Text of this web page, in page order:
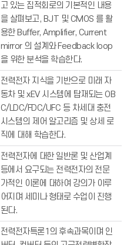
고 있는 집적회로의 기본적인 내용
을 살펴보고, BJT 및 CMOS 를 활
용한 Buffer, Amplifier, Current
mirror 의 설계와 Feedback loop
을 위한 분석을 학습한다.
전력전자 지식을 기반으로 미래 자
동차 및 xEV 시스템에 탑재되는 OB
C/LDC/FDC/UFC 등 차세대 충전
시스템의 제어 알고리즘 및 상세 로
직에 대해 학습한다.
전력전자에 대한 일반론 및 산업계
등에서 요구되는 전력전자의 전문
가적인 이론에 대하여 강의가 이루
어지며 세미나 형태로 수업이 진행
된다.
전력전자특론1의 후속과목이며 인